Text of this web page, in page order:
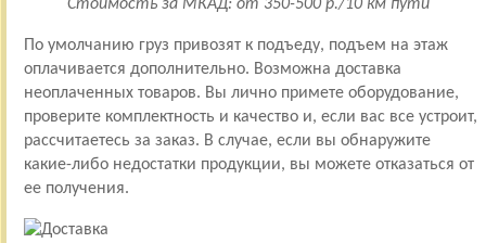
Стоимость за МКАД: от 350-500 р./10 км пути
По умолчанию груз привозят к подъеду, подъем на этаж
оплачивается дополнительно. Возможна доставка
неоплаченных товаров. Вы лично примете оборудование,
проверите комплектность и качество и, если вас все устроит,
рассчитаетесь за заказ. В случае, если вы обнаружите
какие-либо недостатки продукции, вы можете отказаться от
ее получения.